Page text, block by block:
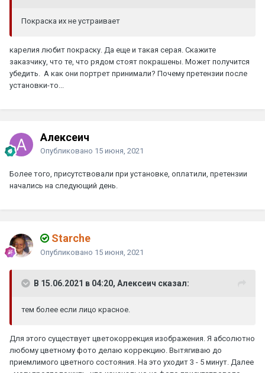
Покраска их не устраивает
карелия любит покраску. Да еще и такая серая. Скажите
заказчику, что те, что рядом стоят покрашены. Может получится
убедить. А как они портрет принимали? Почему претензии после
установки-то...
Алексеич
Опубликовано 15 июня, 2021
Более того, присутствовали при установке, оплатили, претензии
начались на следующий день.
Starche
Опубликовано 15 июня, 2021
В 15.06.2021 в 04:20, Алексеич сказал:
тем более если лицо красное.
Для этого существует цветокоррекция изображения. Я абсолютно
любому цветному фото делаю коррекцию. Вытягиваю до
приемлимого цветного состояния. На это уходит 3 - 5 минут. Далее